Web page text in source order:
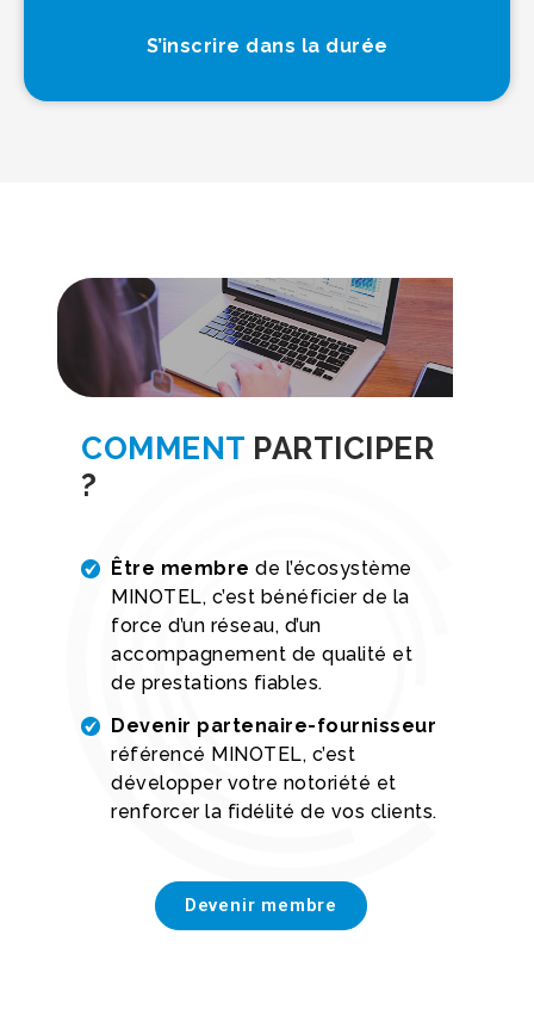
S’inscrire dans la durée
COMMENT PARTICIPER
?
Être membre de l’écosystème
MINOTEL, c’est bénéficier de la
force d’un réseau, d’un
accompagnement de qualité et
de prestations fiables.
Devenir partenaire-fournisseur
référencé MINOTEL, c’est
développer votre notoriété et
renforcer la fidélité de vos clients.
Devenir membre